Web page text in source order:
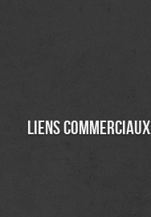
Liens commerciaux